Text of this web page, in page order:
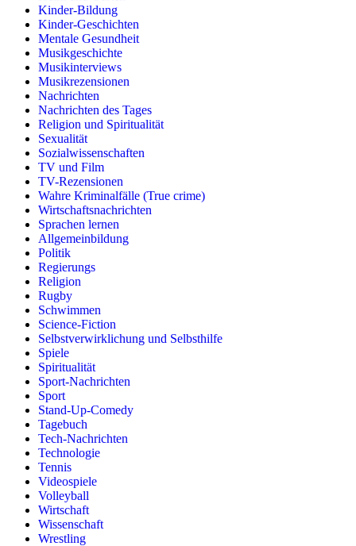
Kinder-Bildung
Kinder-Geschichten
Mentale Gesundheit
Musikgeschichte
Musikinterviews
Musikrezensionen
Nachrichten
Nachrichten des Tages
Religion und Spiritualität
Sexualität
Sozialwissenschaften
TV und Film
TV-Rezensionen
Wahre Kriminalfälle (True crime)
Wirtschaftsnachrichten
Sprachen lernen
Allgemeinbildung
Politik
Regierungs
Religion
Rugby
Schwimmen
Science-Fiction
Selbstverwirklichung und Selbsthilfe
Spiele
Spiritualität
Sport-Nachrichten
Sport
Stand-Up-Comedy
Tagebuch
Tech-Nachrichten
Technologie
Tennis
Videospiele
Volleyball
Wirtschaft
Wissenschaft
Wrestling